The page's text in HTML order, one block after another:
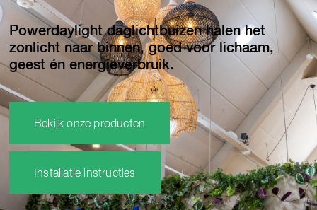
Powerdaylight daglichtbuizen halen het
zonlicht naar binnen, goed voor lichaam,
geest én energieverbruik.
Bekijk onze producten
Installatie instructies